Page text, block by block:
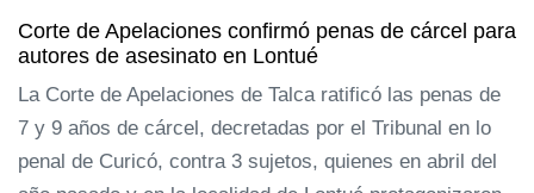
Corte de Apelaciones confirmó penas de cárcel para
autores de asesinato en Lontué
La Corte de Apelaciones de Talca ratificó las penas de
7 y 9 años de cárcel, decretadas por el Tribunal en lo
penal de Curicó, contra 3 sujetos, quienes en abril del